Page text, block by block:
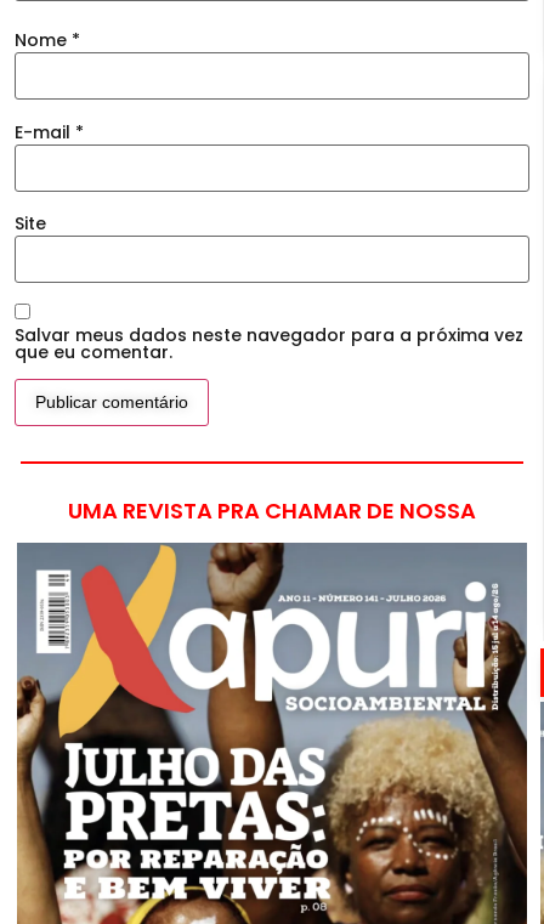
Nome *
E-mail *
Site
Salvar meus dados neste navegador para a próxima vez
que eu comentar.
UMA REVISTA PRA CHAMAR DE NOSSA